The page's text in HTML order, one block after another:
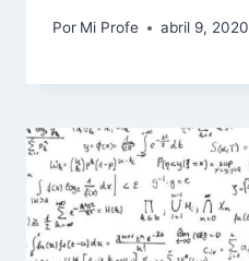
Por Mi Profe abril 9, 2020